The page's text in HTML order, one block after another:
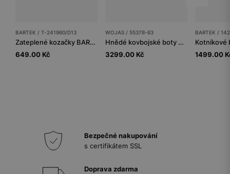
BARTEK / T-241960/D13
Zateplené kozačky BARTEK T-241960/D13, pro dívky, tmavě modré
649.00 Kč
WOJAS / 55378-63
Hnědé kovbojské boty na zip
3299.00 Kč
BARTEK /
1499.00
Bezpečné nakupování
s certifikátem SSL
Doprava zdarma